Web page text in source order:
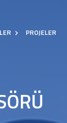
PROJELER